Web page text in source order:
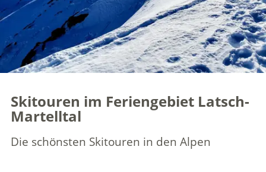
Skitouren im Feriengebiet Latsch-
Martelltal
Die schönsten Skitouren in den Alpen